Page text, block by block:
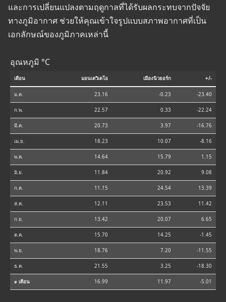
และการเปลี่ยนแปลงตามฤดูกาลที่ได้รับผลกระทบจากปัจจัย
ทางภูมิอากาศ ช่วยให้คุณเข้าใจรูปแบบสภาพอากาศที่เป็น
เอกลักษณ์ของภูมิภาคเหล่านี้
อุณหภูมิ °C
เดือน มอนเตวิเดโอ เมืองนิวยอร์ก +/-
ม.ค. 23.16 -0.23 -23.40
ก.พ. 22.57 0.33 -22.24
มี.ค. 20.73 3.97 -16.76
เม.ย. 18.23 10.07 -8.16
พ.ค. 14.64 15.79 1.15
มิ.ย. 11.84 20.92 9.08
ก.ค. 11.15 24.54 13.39
ส.ค. 12.11 23.53 11.42
ก.ย. 13.42 20.07 6.65
ต.ค. 15.70 14.25 -1.45
พ.ย. 18.76 7.20 -11.55
ธ.ค. 21.55 3.25 -18.30
⌀ เดือน 16.99 11.97 -5.01